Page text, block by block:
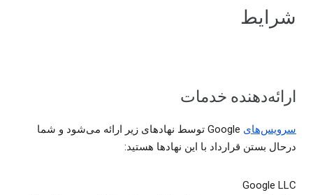
شرایط
ارائه‌دهنده خدمات
سرویس‌های
Google توسط نهادهای زیر ارائه می‌شود و شما
درحال بستن قرارداد با این نهادها هستید:
Google LLC